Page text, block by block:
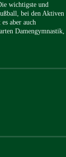
wichtigste und
bei den Aktiven
aber auch
Damengymnastik,